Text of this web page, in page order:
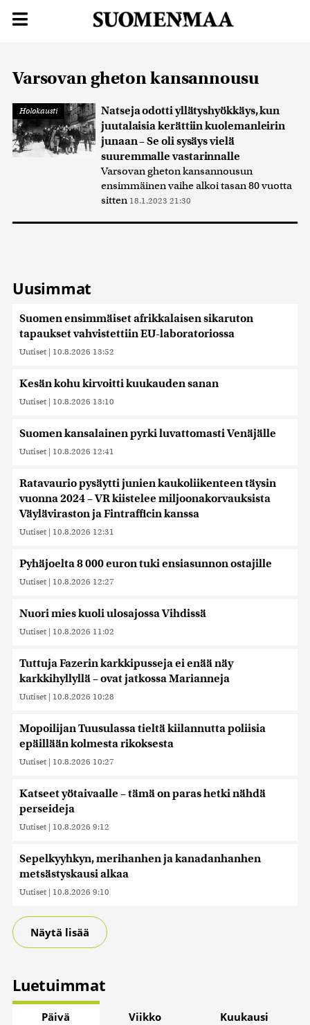
Varsovan gheton kansannousu
Holokausti
Natseja odotti yllätyshyökkäys, kun
juutalaisia kerättiin kuolemanleirin
junaan – Se oli sysäys vielä
suuremmalle vastarinnalle
Varsovan gheton kansannousun
ensimmäinen vaihe alkoi tasan 80 vuotta
sitten 18.1.2023 21:30
Uusimmat
Suomen ensimmäiset afrikkalaisen sikaruton
tapaukset vahvistettiin EU-laboratoriossa
Uutiset | 10.8.2026 13:52
Kesän kohu kirvoitti kuukauden sanan
Uutiset | 10.8.2026 13:10
Suomen kansalainen pyrki luvattomasti Venäjälle
Uutiset | 10.8.2026 12:41
Ratavaurio pysäytti junien kaukoliikenteen täysin
vuonna 2024 – VR kiistelee miljoonakorvauksista
Väyläviraston ja Fintrafficin kanssa
Uutiset | 10.8.2026 12:31
Pyhäjoelta 8 000 euron tuki ensiasunnon ostajille
Uutiset | 10.8.2026 12:27
Nuori mies kuoli ulosajossa Vihdissä
Uutiset | 10.8.2026 11:02
Tuttuja Fazerin karkkipusseja ei enää näy
karkkihyllyllä – ovat jatkossa Marianneja
Uutiset | 10.8.2026 10:28
Mopoilijan Tuusulassa tieltä kiilannutta poliisia
epäillään kolmesta rikoksesta
Uutiset | 10.8.2026 10:27
Katseet yötaivaalle – tämä on paras hetki nähdä
perseideja
Uutiset | 10.8.2026 9:12
Sepelkyyhkyn, merihanhen ja kanadanhanhen
metsästyskausi alkaa
Uutiset | 10.8.2026 9:10
Näytä lisää
Luetuimmat
Päivä Viikko Kuukausi